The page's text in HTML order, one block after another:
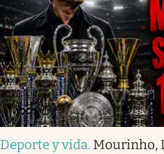
Deporte y vida. Mourinho,